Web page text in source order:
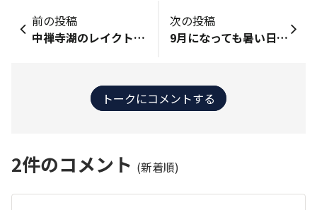
前の投稿
中禅寺湖のレイクトラウトに初挑戦してきました。 強烈なファイトで上がってきたのは50cmアップの本命魚、これでレギュラーサイズというから驚きです。 翌々日は芦ノ湖へ。 なかなか厳しい日でしたが、なんとか40cmのイワナをキャッチ。 最後の１投でチビブラウンが釣れました(笑)
次の投稿
9月になっても暑い日が続いています。 ８月はレイクジギングで芦ノ湖へ３回出撃し可もなく不可もない釣果で、フルスイング（ボウズ）は回避しています。 8/22に芦ノ湖歴代２位のブラウントラウト 84cm/9.92kgが釣れたそうですが、到底及びません(笑) 今月まではジギングをして、10月からは魚種替えでワカサギの準備を始めています。 昨シーズンは関東近郊のワカサギフィールドの多くが芳しくない状況だったので、今シーズンは以前のような状況に戻れるよう期待しています。 話は変わり、愛車NBOX＋がそろそろ新車購入から13年15万kmで乗り換えを検討しています。 ですが、NBOX＋独特なスロープ床と荷室棚で得られる積載量＆床下収納が、今の全ての軽自動車には無く（バンタイプを除く）悩んでいます。 釣り行き過ぎビンボーで普通車は買えないもんで(;^_^A
トークにコメントする
2件のコメント (新着順)